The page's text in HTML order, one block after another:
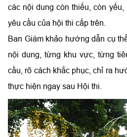
các nội dung còn thiếu, còn
yêu cầu của hội thi cấp trên.
Ban Giám khảo hướng dẫn cụ
nội dung, từng khu vực, từng
cầu, rõ cách khắc phục, chỉ ra
thực hiện ngay sau Hội thi.